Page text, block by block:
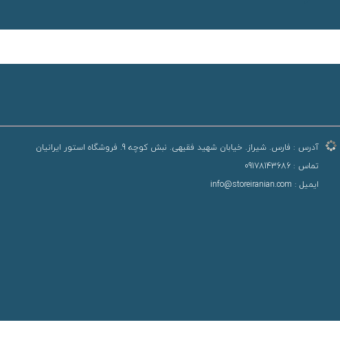
آدرس : فارس. شیراز. خیابان شهید فقیهی. نبش کوچه 9. فروشگاه استور ایرانیان
تماس : 09178143686
ایمیل : info@storeiranian.com